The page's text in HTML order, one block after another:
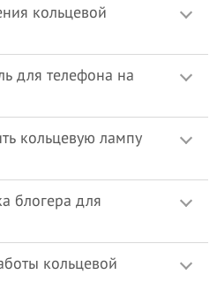
кольцевой свет
фотосессий, мастер-
в сутки. Если возникли
характера или Вам сложно
кольцевой светодиодной
сайте, или непосредственно
по
кольцевой
для телефона на
кольцевую лампу
блогера для
кольцевой